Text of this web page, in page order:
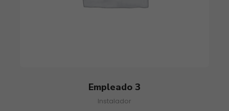
Empleado 3
Instalador